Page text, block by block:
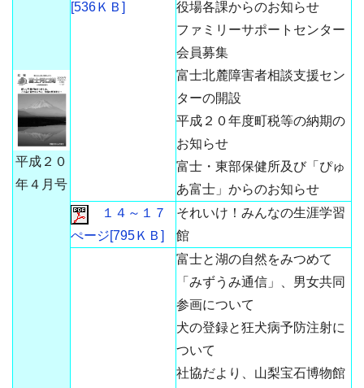
平成２０
年４月号
[536ＫＢ]
役場各課からのお知らせ
ファミリーサポートセンター
会員募集
富士北麓障害者相談支援セン
ターの開設
平成２０年度町税等の納期の
お知らせ
富士・東部保健所及び「ぴゅ
あ富士」からのお知らせ
１４～１７
ぺージ[795ＫＢ]
それいけ！みんなの生涯学習
館
富士と湖の自然をみつめて
「みずうみ通信」、男女共同
参画について
犬の登録と狂犬病予防注射に
ついて
社協だより、山梨宝石博物館